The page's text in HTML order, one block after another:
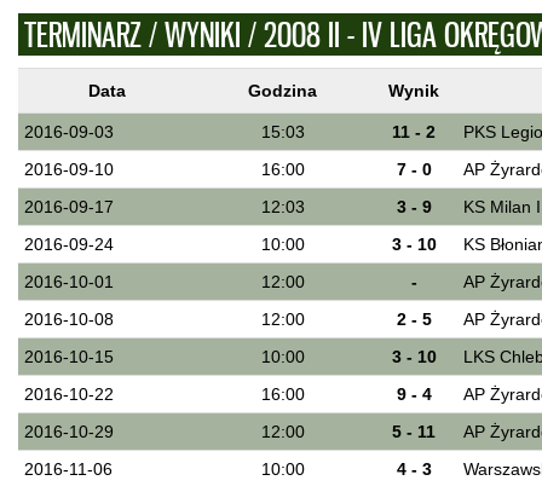
TERMINARZ / WYNIKI / 2008 II - IV LIGA
Data Godzina Wynik
2016-09-03 15:03 11 - 2
PKS
2016-09-10
16:00 7 - 0
AP
2016-09-17
12:03 3 - 9
KS Milan
2016-09-24
10:00 3 - 10
KS
2016-10-01
12:00 -
AP
2016-10-08
12:00 2 - 5
AP
2016-10-15
10:00 3 - 10
LKS
2016-10-22
16:00 9 - 4
AP
2016-10-29
12:00 5 - 11
AP
2016-11-06
10:00 4 - 3